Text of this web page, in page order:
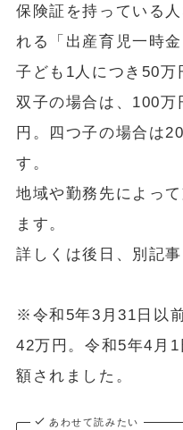
保険証を持っている
れる「出産育児一時金
子ども1人につき50万
双子の場合は、100
円。四つ子の場合は
す。
地域や勤務先によっ
ます。
詳しくは後日、別記
※令和5年3月31日以
42万円。令和5年4月
額されました。
あわせて読みたい